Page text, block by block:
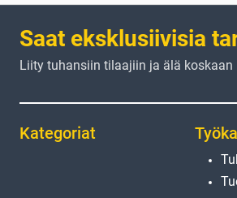
Saat eksklusiivisia
Liity tuhansiin tilaajiin ja älä koskaan
Kategoriat